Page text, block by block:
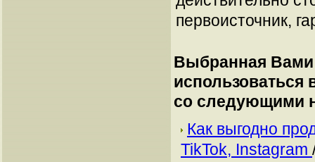
первоисточник,
Выбранная Вами
использоваться
со следующими
Как выгодно
TikTok, Instagram